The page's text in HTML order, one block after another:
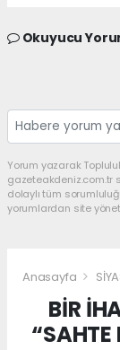
Okuyucu
Yorum yazarak
gazeteakdeniz.com.tr
dolaylı tüm
yorumlardan site
Anasayfa
BİR